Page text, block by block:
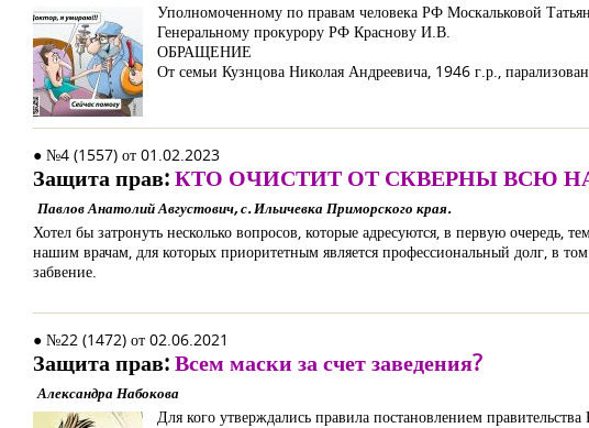
Уполномоченному по правам человека РФ Москальковой
Генеральному прокурору РФ Краснову И.В.
ОБРАЩЕНИЕ
От семьи Кузнцова Николая Андреевича, 1946 г.р.,
● №4 (1557) от 01.02.2023
Защита прав:КТО ОЧИСТИТ ОТ СКВЕРНЫ ВСЮ
Павлов Анатолий Августович, с. Ильичевка Приморского края.
Хотел бы затронуть несколько вопросов, которые адресуются, в первую
нашим врачам, для которых приоритетным является профессиональный долг, в
забвение.
● №22 (1472) от 02.06.2021
Защита прав:Всем маски за счет заведения?
Александра Набокова
Для кого утверждались правила постановлением